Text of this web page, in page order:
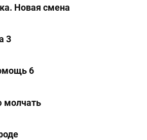
Новая смена
3
6
молчать